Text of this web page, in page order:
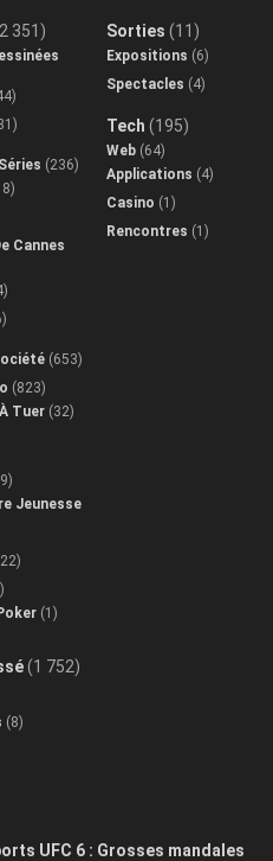
351)
(236)
Cannes
(653)
(823)
Tuer (32)
Jeunesse
(1)
(1 752)
(8)
Sorties (11)
Expositions (6)
Spectacles (4)
Tech (195)
Web (64)
Applications (4)
Casino (1)
Rencontres (1)
UFC 6 : Grosses mandales